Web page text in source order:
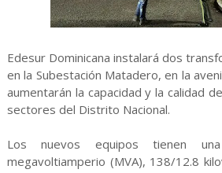
Edesur Dominicana instalará dos
en la Subestación Matadero, en la
aumentarán la capacidad y la calidad
sectores del Distrito Nacional.
Los nuevos equipos tienen
megavoltiamperio (MVA), 138/12.8